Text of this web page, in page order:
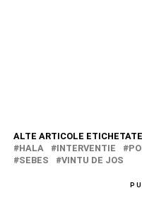
ALTE ARTICOLE
HALA
INTERVENTIE
SEBES
VINTU DE JOS